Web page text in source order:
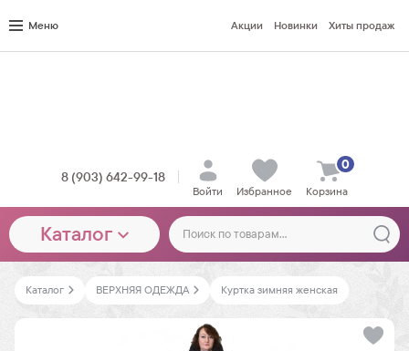
Меню Акции Новинки Хиты продаж
8 (903) 642-99-18
Войти Избранное Корзина
0
Каталог
Каталог ВЕРХНЯЯ ОДЕЖДА Куртка зимняя женская